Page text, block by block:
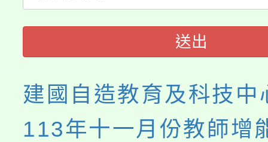
轉知中國文化大學推廣
《TA101》溝通分析基
程，歡迎學生輔導中心
心理、諮商輔導、社會
送出
建國自造教育及科技中
113年十一月份教師增